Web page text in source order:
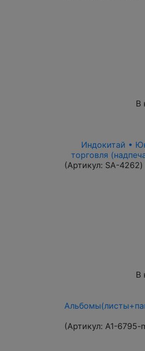
В
Индокитай •
торговля
(Артикул: SA-4262)
В
(Артикул: A1-6795-